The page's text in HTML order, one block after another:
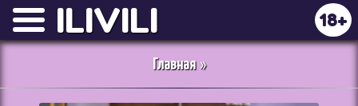
ILIVILI 18+
Главная»